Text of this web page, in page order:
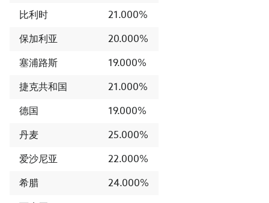
比利时
21.000%
保加利亚
20.000%
塞浦路斯
19.000%
捷克共和国
21.000%
德国
19.000%
丹麦
25.000%
爱沙尼亚
22.000%
希腊
24.000%